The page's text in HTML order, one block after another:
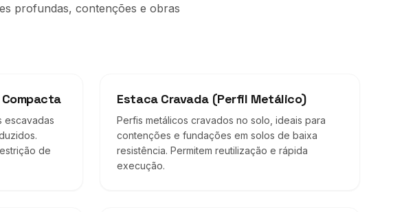
profundas, contenções e obras
escavadas
de
Estaca Cravada (Perfil Metálico)
Perfis metálicos cravados no solo, ideais para
contenções e fundações em solos de baixa
resistência. Permitem reutilização e rápida
execução.